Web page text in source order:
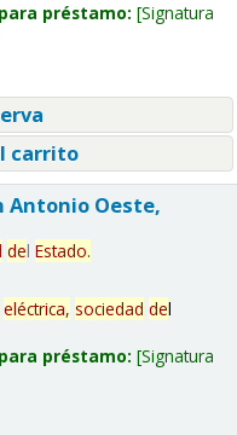
préstamo: Signatura
carrito
Antonio Oeste,
del Estado.
eléctrica, sociedad del
préstamo: Signatura